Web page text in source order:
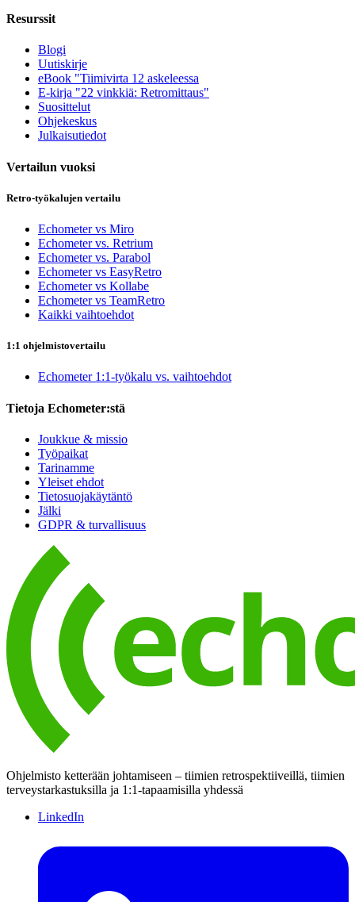
Resurssit
Blogi
Uutiskirje
eBook "Tiimivirta 12 askeleessa
E-kirja "22 vinkkiä: Retromittaus"
Suosittelut
Ohjekeskus
Julkaisutiedot
Vertailun vuoksi
Retro-työkalujen vertailu
Echometer vs Miro
Echometer vs. Retrium
Echometer vs. Parabol
Echometer vs EasyRetro
Echometer vs Kollabe
Echometer vs TeamRetro
Kaikki vaihtoehdot
1:1 ohjelmistovertailu
Echometer 1:1-työkalu vs. vaihtoehdot
Tietoja Echometer:stä
Joukkue & missio
Työpaikat
Tarinamme
Yleiset ehdot
Tietosuojakäytäntö
Jälki
GDPR & turvallisuus
Ohjelmisto ketterään johtamiseen – tiimien retrospektiiveillä, tiimien
terveystarkastuksilla ja 1:1-tapaamisilla yhdessä
LinkedIn